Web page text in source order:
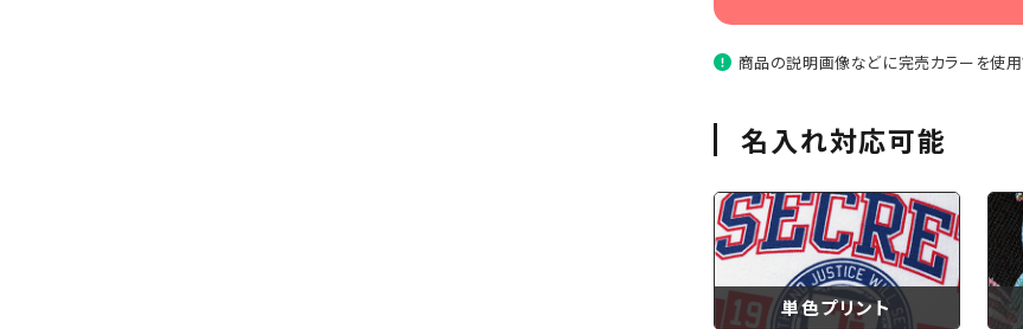
商品の説明画像などに完売カラーを使用
名入れ対応可能
単色プリント